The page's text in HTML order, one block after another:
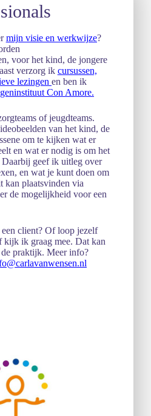
mijn visie en werkwijze?
voor het kind, de jongere
verzorg ik cursussen,
lezingen en ben ik
Con Amore.
of jeugdteams.
van het kind, de
om te kijken wat er
en wat er nodig is om het
geef ik uitleg over
en wat je kunt doen om
kan plaatsvinden via
de mogelijkheid voor een
client? Of loop jezelf
kijk ik graag mee. Dat kan
praktijk. Meer info?